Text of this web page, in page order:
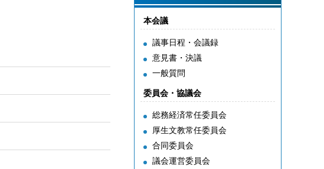
本会議
議事日程・会議録
意見書・決議
一般質問
委員会・協議会
総務経済常任委員会
厚生文教常任委員会
合同委員会
議会運営委員会